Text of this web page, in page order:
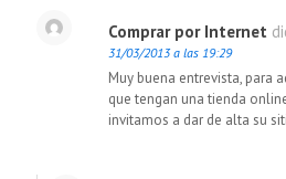
Comprar por Internet
31/03/2013 a las 19:29
Muy buena entrevista, para
que tengan una tienda
invitamos a dar de alta su